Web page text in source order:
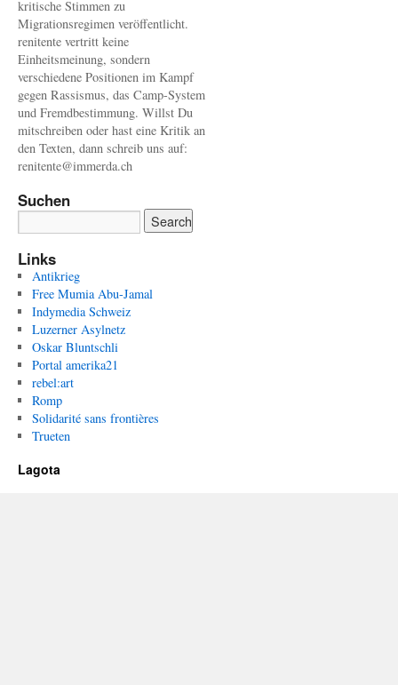
kritische Stimmen zu
Migrationsregimen veröffentlicht.
renitente vertritt keine
Einheitsmeinung, sondern
verschiedene Positionen im Kampf
gegen Rassismus, das Camp-System
und Fremdbestimmung. Willst Du
mitschreiben oder hast eine Kritik an
den Texten, dann schreib uns auf:
renitente@immerda.ch
Suchen
Links
Antikrieg
Free Mumia Abu-Jamal
Indymedia Schweiz
Luzerner Asylnetz
Oskar Bluntschli
Portal amerika21
rebel:art
Romp
Solidarité sans frontières
Trueten
Lagota